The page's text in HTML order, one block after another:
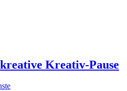
Kreativ-Pause